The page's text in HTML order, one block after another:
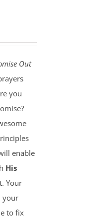
Out
you
enable
His
Your
your
to fix